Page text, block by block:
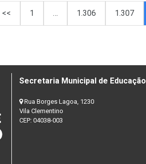
<< 1 … 1.306 1.307
Secretaria Municipal de Educação
Rua Borges Lagoa, 1230
Vila Clementino
CEP: 04038-003